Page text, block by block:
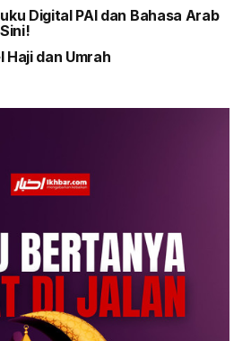
Digital PAI dan Bahasa Arab
dan Umrah